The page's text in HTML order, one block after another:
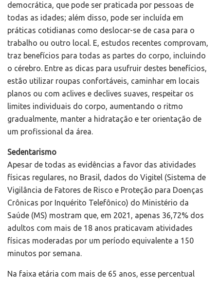
democrática, que pode ser praticada por pessoas de
todas as idades; além disso, pode ser incluída em
práticas cotidianas como deslocar-se de casa para o
trabalho ou outro local. E, estudos recentes comprovam,
traz benefícios para todas as partes do corpo, incluindo
o cérebro. Entre as dicas para usufruir destes benefícios,
estão utilizar roupas confortáveis, caminhar em locais
planos ou com aclives e declives suaves, respeitar os
limites individuais do corpo, aumentando o ritmo
gradualmente, manter a hidratação e ter orientação de
um profissional da área.
Sedentarismo
Apesar de todas as evidências a favor das atividades
físicas regulares, no Brasil, dados do Vigitel (Sistema de
Vigilância de Fatores de Risco e Proteção para Doenças
Crônicas por Inquérito Telefônico) do Ministério da
Saúde (MS) mostram que, em 2021, apenas 36,72% dos
adultos com mais de 18 anos praticavam atividades
físicas moderadas por um período equivalente a 150
minutos por semana.
Na faixa etária com mais de 65 anos, esse percentual